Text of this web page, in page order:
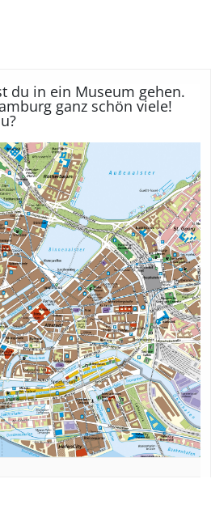
du in ein Museum gehen.
ganz schön viele!